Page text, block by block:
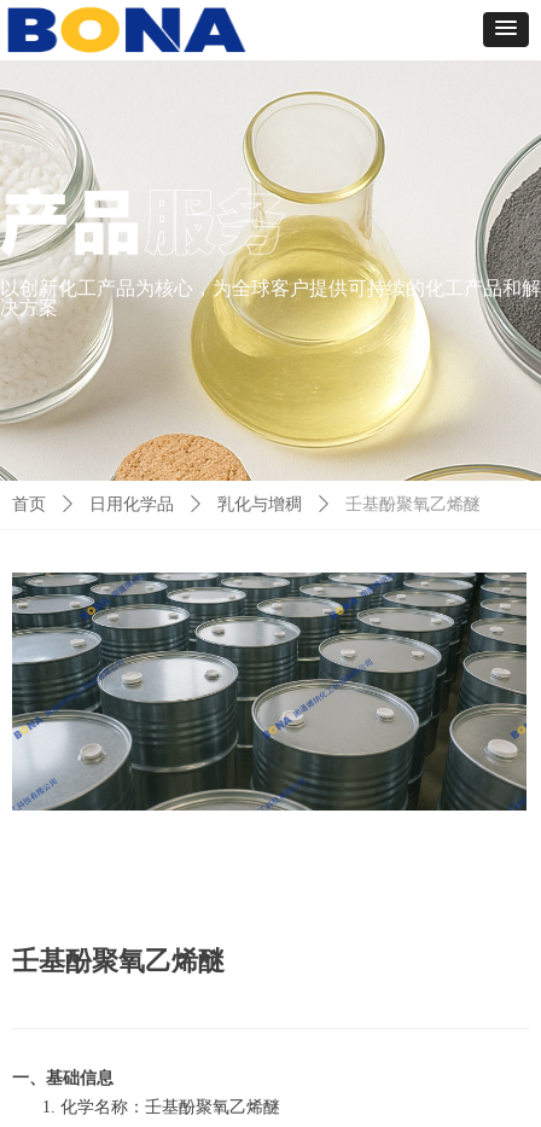
以创新化工产品为核心，为全球客户提供可持续的化工产品和解
决方案
首页 ꄲ 日用化学品 ꄲ 乳化与增稠 ꄲ 壬基酚聚氧乙烯醚
壬基酚聚氧乙烯醚
一、基础信息
化学名称：壬基酚聚氧乙烯醚